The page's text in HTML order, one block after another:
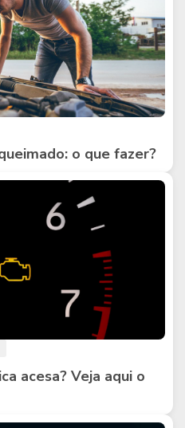
o que fazer?
acesa? Veja aqui o